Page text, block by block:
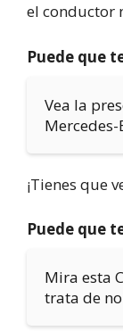
el conductor
Puede que
Vea la
Mercedes-
¡Tienes que
Puede que
Mira esta
trata de